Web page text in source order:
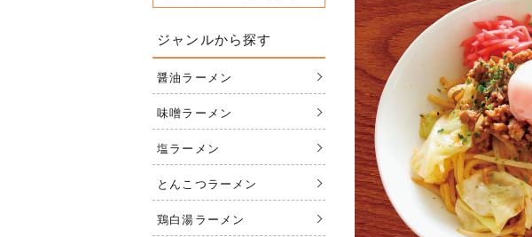
ジャンルから探す
醤油ラーメン
味噌ラーメン
塩ラーメン
とんこつラーメン
鶏白湯ラーメン